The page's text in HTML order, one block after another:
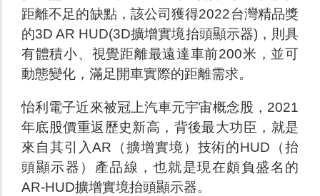
距離不足的缺點，該公司獲得2022台灣精品獎
的3D AR HUD(3D擴增實境抬頭顯示器)，則具
有體積小、視覺距離最遠達車前200米，並可
動態變化，滿足開車實際的距離需求。
怡利電子近來被冠上汽車元宇宙概念股，2021
年底股價重返歷史新高，背後最大功臣，就是
來自其引入AR（擴增實境）技術的HUD（抬
頭顯示器）產品線，也就是現在頗負盛名的
AR-HUD擴增實境抬頭顯示器。